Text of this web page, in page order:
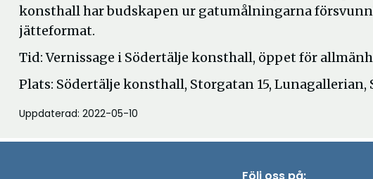
konsthall har budskapen ur gatumålningarna
jätteformat.
Tid: Vernissage i Södertälje konsthall, öppet för
Plats: Södertälje konsthall, Storgatan 15, Lunagallerian,
Uppdaterad: 2022-05-10